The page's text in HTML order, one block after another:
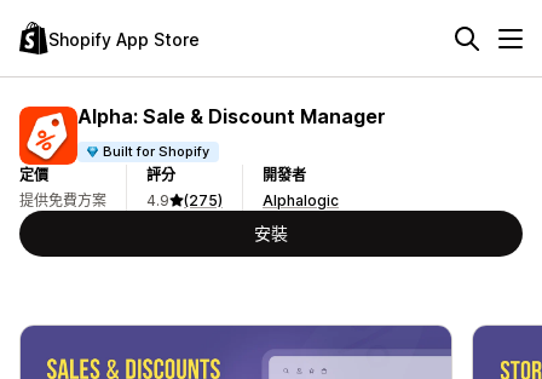
Shopify App Store
Alpha: Sale & Discount Manager
Built for Shopify
定價
提供免費方案
評分
4.9
(275)
開發者
Alphalogic
安裝